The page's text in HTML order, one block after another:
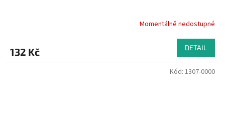
Momentálně nedostupné
132 Kč DETAIL
Kód: 1307-0000